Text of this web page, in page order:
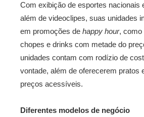
Com exibição de esportes nacionais
além de videoclipes, suas unidades
em promoções de happy hour, como
chopes e drinks com metade do
unidades contam com rodízio de
vontade, além de oferecerem pratos
preços acessíveis.
Diferentes modelos de negócio